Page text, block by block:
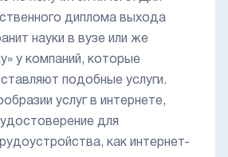
диплома выхода
науки в вузе или же
у компаний, которые
подобные услуги.
услуг в интернете,
для
как интернет-